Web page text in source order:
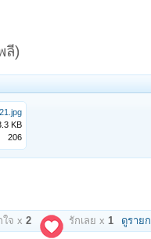
ลี)
KB
206
ใจ x 2 รักเลย x 1 ดูราย